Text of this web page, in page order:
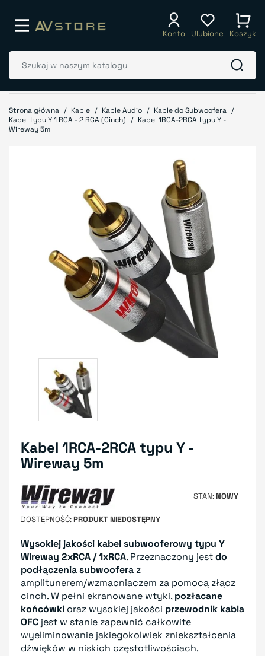
Konto Ulubione Koszyk
Strona główna Kable Kable Audio
Kable do Subwoofera
Kabel typu Y 1 RCA - 2 RCA (Cinch)
Kabel 1RCA-2RCA typu Y -
Wireway 5m
Kabel 1RCA-2RCA typu Y -
Wireway 5m
STAN NOWY
DOSTĘPNOŚĆ PRODUKT NIEDOSTĘPNY
Wysokiej jakości kabel subwooferowy typu Y
Wireway 2xRCA / 1xRCA. Przeznaczony jestdo
podłączenia subwoofera z
amplitunerem/wzmacniaczem za pomocą złącz
cinch. W pełni ekranowane wtyki, pozłacane
końcówki oraz wysokiej jakości przewodnik kabla
OFC jest w stanie zapewnić całkowite
wyeliminowanie jakiegokolwiek zniekształcenia
dźwięków w niskich częstotliwościach.